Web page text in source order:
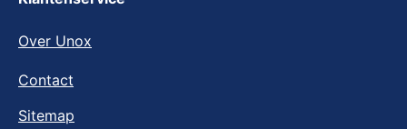
Klantenservice
Over Unox
Contact